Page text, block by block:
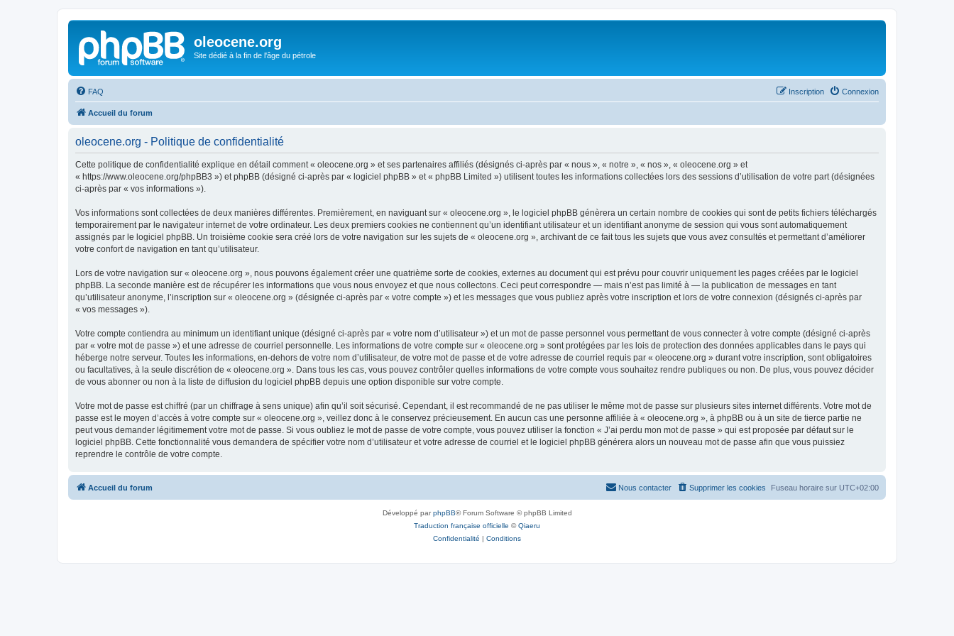
oleocene.org
Site dédié à la fin de l'âge du pétrole
FAQ Connexion
Inscription
Accueil du forum
oleocene.org - Politique de confidentialité
Cette politique de confidentialité explique en détail comment « oleocene.org » et ses partenaires affiliés (désignés ci-après par « nous », « notre », « nos », « oleocene.org » et
« https://www.oleocene.org/phpBB3 ») et phpBB (désigné ci-après par « logiciel phpBB » et « phpBB Limited ») utilisent toutes les informations collectées lors des sessions d’utilisation de votre part (désignées
ci-après par « vos informations »).
Vos informations sont collectées de deux manières différentes. Premièrement, en naviguant sur « oleocene.org », le logiciel phpBB génèrera un certain nombre de cookies qui sont de petits fichiers téléchargés
temporairement par le navigateur internet de votre ordinateur. Les deux premiers cookies ne contiennent qu’un identifiant utilisateur et un identifiant anonyme de session qui vous sont automatiquement
assignés par le logiciel phpBB. Un troisième cookie sera créé lors de votre navigation sur les sujets de « oleocene.org », archivant de ce fait tous les sujets que vous avez consultés et permettant d’améliorer
votre confort de navigation en tant qu’utilisateur.
Lors de votre navigation sur « oleocene.org », nous pouvons également créer une quatrième sorte de cookies, externes au document qui est prévu pour couvrir uniquement les pages créées par le logiciel
phpBB. La seconde manière est de récupérer les informations que vous nous envoyez et que nous collectons. Ceci peut correspondre — mais n’est pas limité à — la publication de messages en tant
qu’utilisateur anonyme, l’inscription sur « oleocene.org » (désignée ci-après par « votre compte ») et les messages que vous publiez après votre inscription et lors de votre connexion (désignés ci-après par
« vos messages »).
Votre compte contiendra au minimum un identifiant unique (désigné ci-après par « votre nom d’utilisateur ») et un mot de passe personnel vous permettant de vous connecter à votre compte (désigné ci-après
par « votre mot de passe ») et une adresse de courriel personnelle. Les informations de votre compte sur « oleocene.org » sont protégées par les lois de protection des données applicables dans le pays qui
héberge notre serveur. Toutes les informations, en-dehors de votre nom d’utilisateur, de votre mot de passe et de votre adresse de courriel requis par « oleocene.org » durant votre inscription, sont obligatoires
ou facultatives, à la seule discrétion de « oleocene.org ». Dans tous les cas, vous pouvez contrôler quelles informations de votre compte vous souhaitez rendre publiques ou non. De plus, vous pouvez décider
de vous abonner ou non à la liste de diffusion du logiciel phpBB depuis une option disponible sur votre compte.
Votre mot de passe est chiffré (par un chiffrage à sens unique) afin qu’il soit sécurisé. Cependant, il est recommandé de ne pas utiliser le même mot de passe sur plusieurs sites internet différents. Votre mot de
passe est le moyen d’accès à votre compte sur « oleocene.org », veillez donc à le conservez précieusement. En aucun cas une personne affiliée à « oleocene.org », à phpBB ou à un site de tierce partie ne
peut vous demander légitimement votre mot de passe. Si vous oubliez le mot de passe de votre compte, vous pouvez utiliser la fonction « J’ai perdu mon mot de passe » qui est proposée par défaut sur le
logiciel phpBB. Cette fonctionnalité vous demandera de spécifier votre nom d’utilisateur et votre adresse de courriel et le logiciel phpBB générera alors un nouveau mot de passe afin que vous puissiez
reprendre le contrôle de votre compte.
Accueil du forum Fuseau horaire sur UTC+02:00
Supprimer les cookies
Nous contacter
Développé parphpBB® Forum Software © phpBB Limited
Traduction française officielle ©Qiaeru
Confidentialité | Conditions